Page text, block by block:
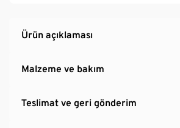
Ürün açıklaması
Malzeme ve bakım
Teslimat ve geri gönderim